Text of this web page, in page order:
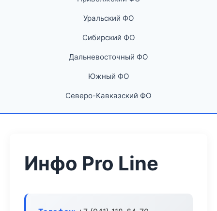
Уральский ФО
Сибирский ФО
Дальневосточный ФО
Южный ФО
Северо-Кавказский ФО
Инфо Pro Line